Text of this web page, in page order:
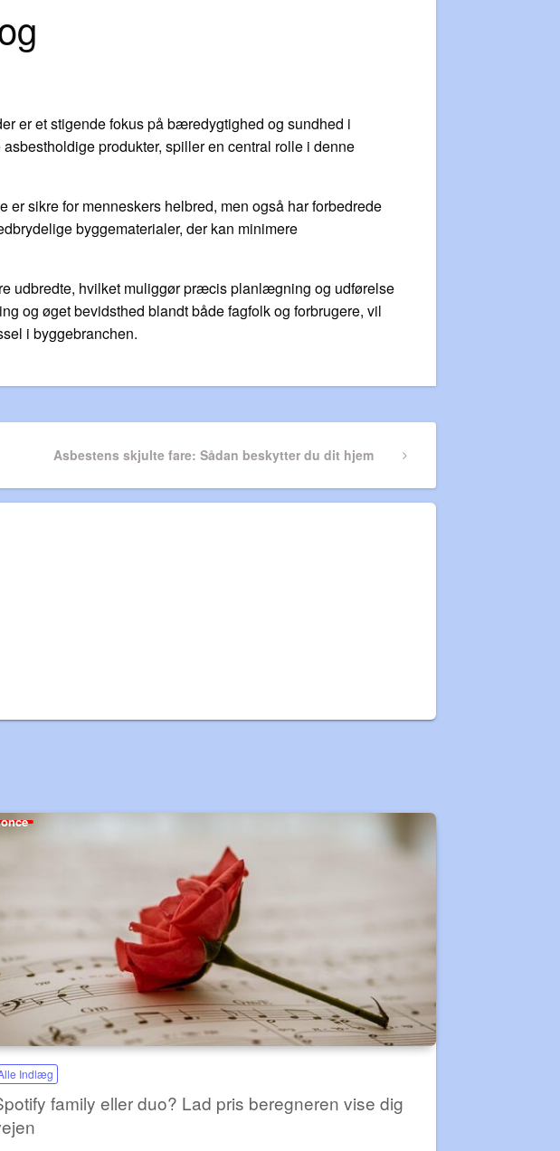
er et stigende fokus på bæredygtighed og sundhed i
produkter, spiller en central rolle i denne
sikre for menneskers helbred, men også har forbedrede
byggematerialer, der kan minimere
udbredte, hvilket muliggør præcis planlægning og udførelse
og øget bevidsthed blandt både fagfolk og forbrugere, vil
i byggebranchen.
Next
Asbestens skjulte fare: Sådan beskytter du dit hjem
Indlæg
family eller duo? Lad pris beregneren vise dig